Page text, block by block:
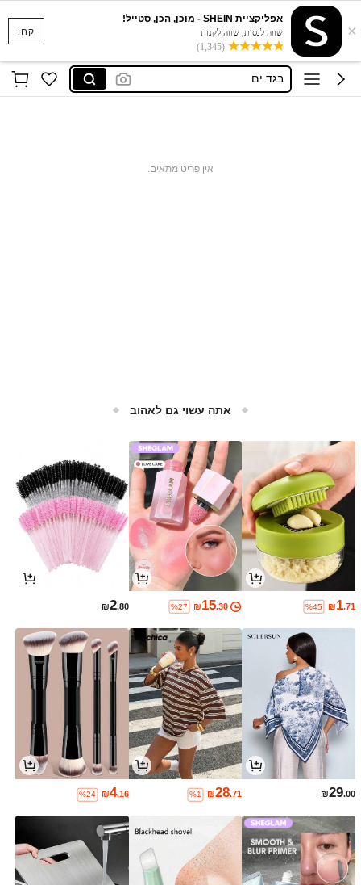
קחו ×
אפליקציית SHEIN - מוכן, הכן, סטייל!
שווה לנסות, שווה לקנות
(1,345)
סקוישים
anewsta שמלות
בגד ים
אין פריט מתאים.
אתה עשוי גם לאהוב
₪1.71
%45
₪15.30
%27
₪2.80
₪29.00
₪28.71
%1
₪4.16
%24